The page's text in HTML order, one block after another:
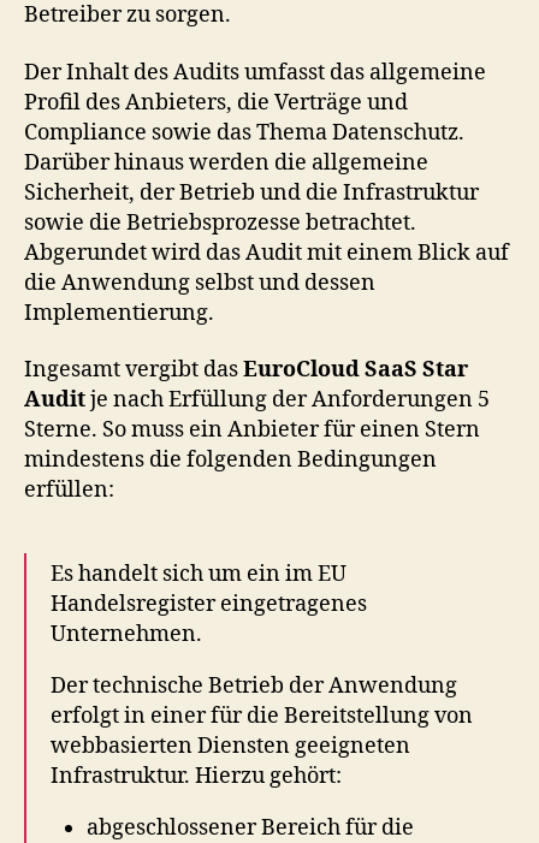
Betreiber zu sorgen.
Der Inhalt des Audits umfasst das allgemeine
Profil des Anbieters, die Verträge und
Compliance sowie das Thema Datenschutz.
Darüber hinaus werden die allgemeine
Sicherheit, der Betrieb und die Infrastruktur
sowie die Betriebsprozesse betrachtet.
Abgerundet wird das Audit mit einem Blick auf
die Anwendung selbst und dessen
Implementierung.
Ingesamt vergibt dasEuroCloud SaaS Star
Auditje nach Erfüllung der Anforderungen 5
Sterne. So muss ein Anbieter für einen Stern
mindestens die folgenden Bedingungen
erfüllen:
Es handelt sich um ein im EU
Handelsregister eingetragenes
Unternehmen.
Der technische Betrieb der Anwendung
erfolgt in einer für die Bereitstellung von
webbasierten Diensten geeigneten
Infrastruktur. Hierzu gehört:
abgeschlossener Bereich für die